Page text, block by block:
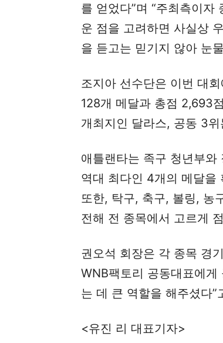
를 얻었다”며 “주최측이자
운 점을 고려하면 사실상
을 듣고는 믿기지 않아 눈
조지아 선수단은 이번 대
128개 메달과 총점 2,693
개최지인 달라스, 공동 3
애틀랜타는 족구 청년부
역대 최다인 4개의 메달을
또한, 탁구, 축구, 볼링, 농
전해 전 종목에서 고르게
권오석 회장은 각 종목 경
WNB팩토리 공동대표에
는 데 큰 역할을 해주셨다”
<유진 리 대표기자>